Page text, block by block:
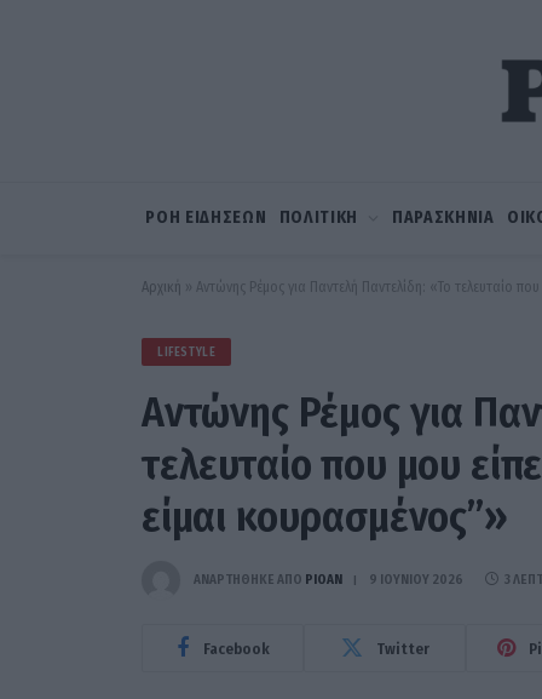
ΡΟΗ ΕΙΔΗΣΕΩΝ ΠΟΛΙΤΙΚΗ ΠΑΡΑΣΚΗΝΙΑ
Αρχική » Αντώνης Ρέμος για Παντελή Παντελίδη: «Το τελευταίο
LIFESTYLE
Αντώνης Ρέμος για
τελευταίο που μου
είμαι κουρασμένος”»
ΑΝΑΡΤΗΘΗΚΕ ΑΠΟ PIOAN 9 ΙΟΥΝΊΟΥ 2026 3
Facebook Twitter